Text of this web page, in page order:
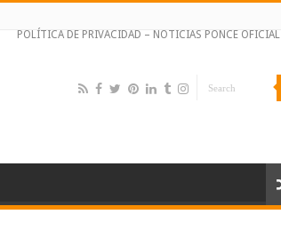
POLÍTICA DE PRIVACIDAD – NOTICIAS PONCE OFICIAL